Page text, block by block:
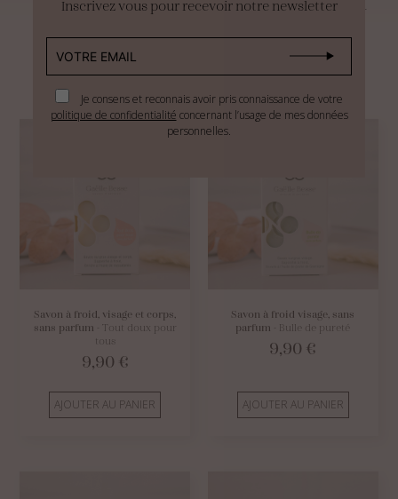
enceintes et mamans allaitantes, découvrez notre best-
Savon à froid, visage et corps,
sans parfum
- Tout doux pour
tous
9,90 €
AJOUTER AU PANIER
Savon à froid visage, sans
parfum - Bulle de pureté
9,90 €
AJOUTER AU PANIER
Inscrivez vous pour recevoir notre newsletter
Je consens et reconnais avoir pris connaissance de votre
politique de confidentialité concernant l’usage de mes données
personnelles.